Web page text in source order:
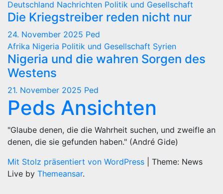
Deutschland Nachrichten Politik und Gesellschaft
Die Kriegstreiber reden nicht nur
24. November 2025 Ped
Afrika Nigeria Politik und Gesellschaft Syrien
Nigeria und die wahren Sorgen des
Westens
21. November 2025 Ped
Peds Ansichten
"Glaube denen, die die Wahrheit suchen, und zweifle an
denen, die sie gefunden haben." (André Gide)
Mit Stolz präsentiert von WordPress
Theme: News
Live by Themeansar.